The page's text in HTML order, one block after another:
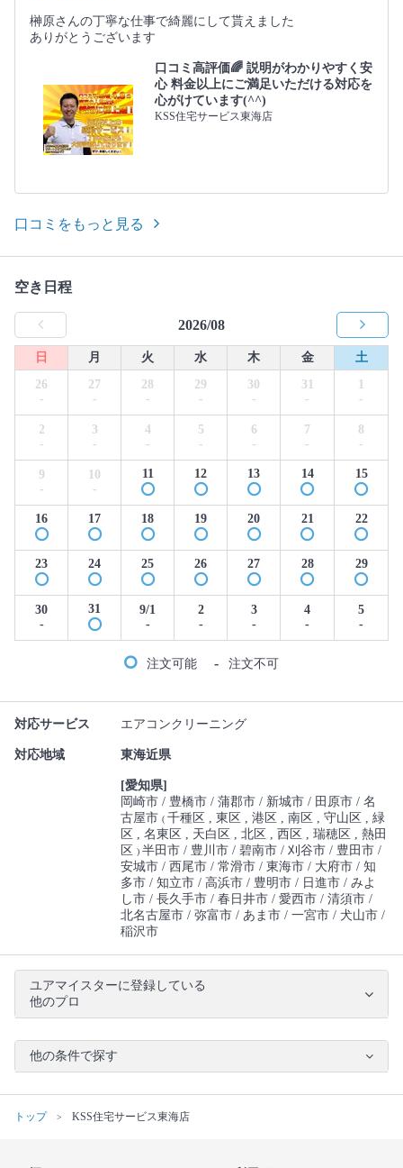
榊原さんの丁寧な仕事で綺麗にして貰えました
ありがとうございます
口コミ高評価🌈 説明がわかりやすく安
心 料金以上にご満足いただける対応を
心がけています(^^)
KSS住宅サービス東海店
口コミをもっと見る
空き日程
2026/08
日 月 火 水 木 金
土
26
-
27
-
28
-
29
-
30
-
31
-
1
-
2
-
3
-
4
-
5
-
6
-
7
-
8
-
9
-
10
-
11 12 13 14 15
16 17 18 19 20 21 22
23 24 25 26 27 28 29
30
-
31
9/1
-
2
-
3
-
4
-
5
-
注文可能 - 注文不可
対応サービス エアコンクリーニング
対応地域 東海近県
[愛知県]
岡崎市 豊橋市 蒲郡市 新城市 田原市 名
古屋市(千種区 東区 港区 南区 守山区
緑
区
名東区 天白区 北区 西区 瑞穂区
熱田
区)半田市 豊川市 碧南市 刈谷市 豊田市
安城市 西尾市 常滑市 東海市 大府市 知
多市 知立市 高浜市 豊明市 日進市 みよ
し市 長久手市 春日井市 愛西市 清須市
北名古屋市 弥富市 あま市 一宮市 犬山市
稲沢市
ユアマイスターに登録している
他のプロ
他の条件で探す
トップ KSS住宅サービス東海店